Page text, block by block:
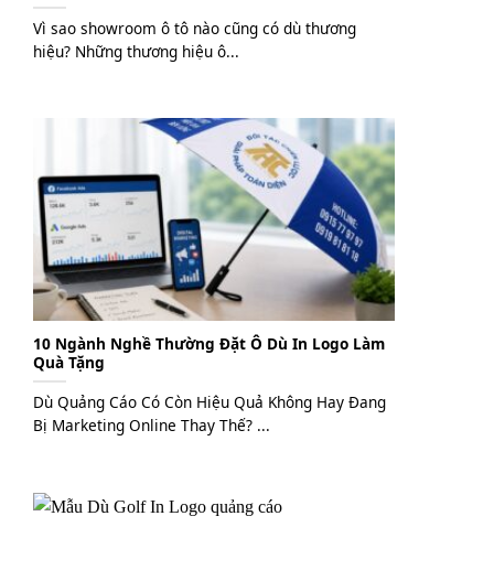
Vì sao showroom ô tô nào cũng có dù thương
hiệu? Những thương hiệu ô...
10 Ngành Nghề Thường Đặt Ô Dù In Logo Làm
Quà Tặng
Dù Quảng Cáo Có Còn Hiệu Quả Không Hay Đang
Bị Marketing Online Thay Thế? ...